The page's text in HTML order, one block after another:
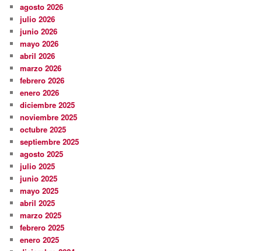
agosto 2026
julio 2026
junio 2026
mayo 2026
abril 2026
marzo 2026
febrero 2026
enero 2026
diciembre 2025
noviembre 2025
octubre 2025
septiembre 2025
agosto 2025
julio 2025
junio 2025
mayo 2025
abril 2025
marzo 2025
febrero 2025
enero 2025